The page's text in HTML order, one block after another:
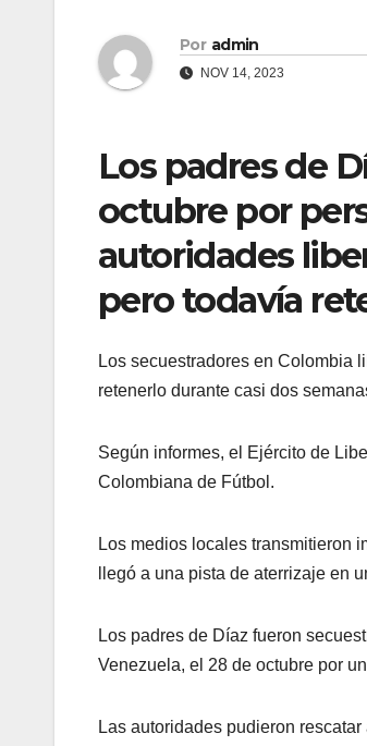
Por admin
NOV 14, 2023
Los padres de
octubre por
autoridades
pero todavía
Los secuestradores en Colombia
retenerlo durante casi dos
Según informes, el Ejército de
Colombiana de Fútbol.
Los medios locales transmitieron
llegó a una pista de aterrizaje en
Los padres de Díaz fueron
Venezuela, el 28 de octubre por
Las autoridades pudieron